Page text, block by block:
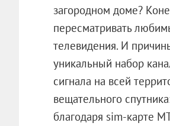
загородном доме?
пересматривать
телевидения. И
уникальный набор
сигнала на всей
вещательного
благодаря sim-карте